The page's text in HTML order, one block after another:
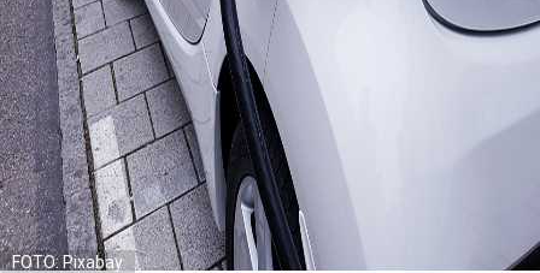
FOTO: Pixabay